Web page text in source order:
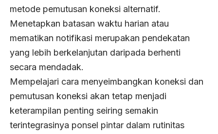
metode pemutusan koneksi alternatif.
Menetapkan batasan waktu harian atau
mematikan notifikasi merupakan pendekatan
yang lebih berkelanjutan daripada berhenti
secara mendadak.
Mempelajari cara menyeimbangkan koneksi dan
pemutusan koneksi akan tetap menjadi
keterampilan penting seiring semakin
terintegrasinya ponsel pintar dalam rutinitas